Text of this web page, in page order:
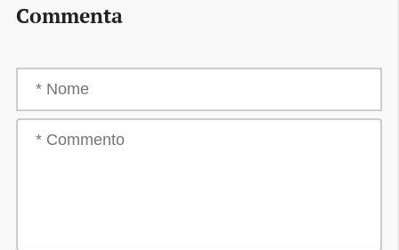
Commenta